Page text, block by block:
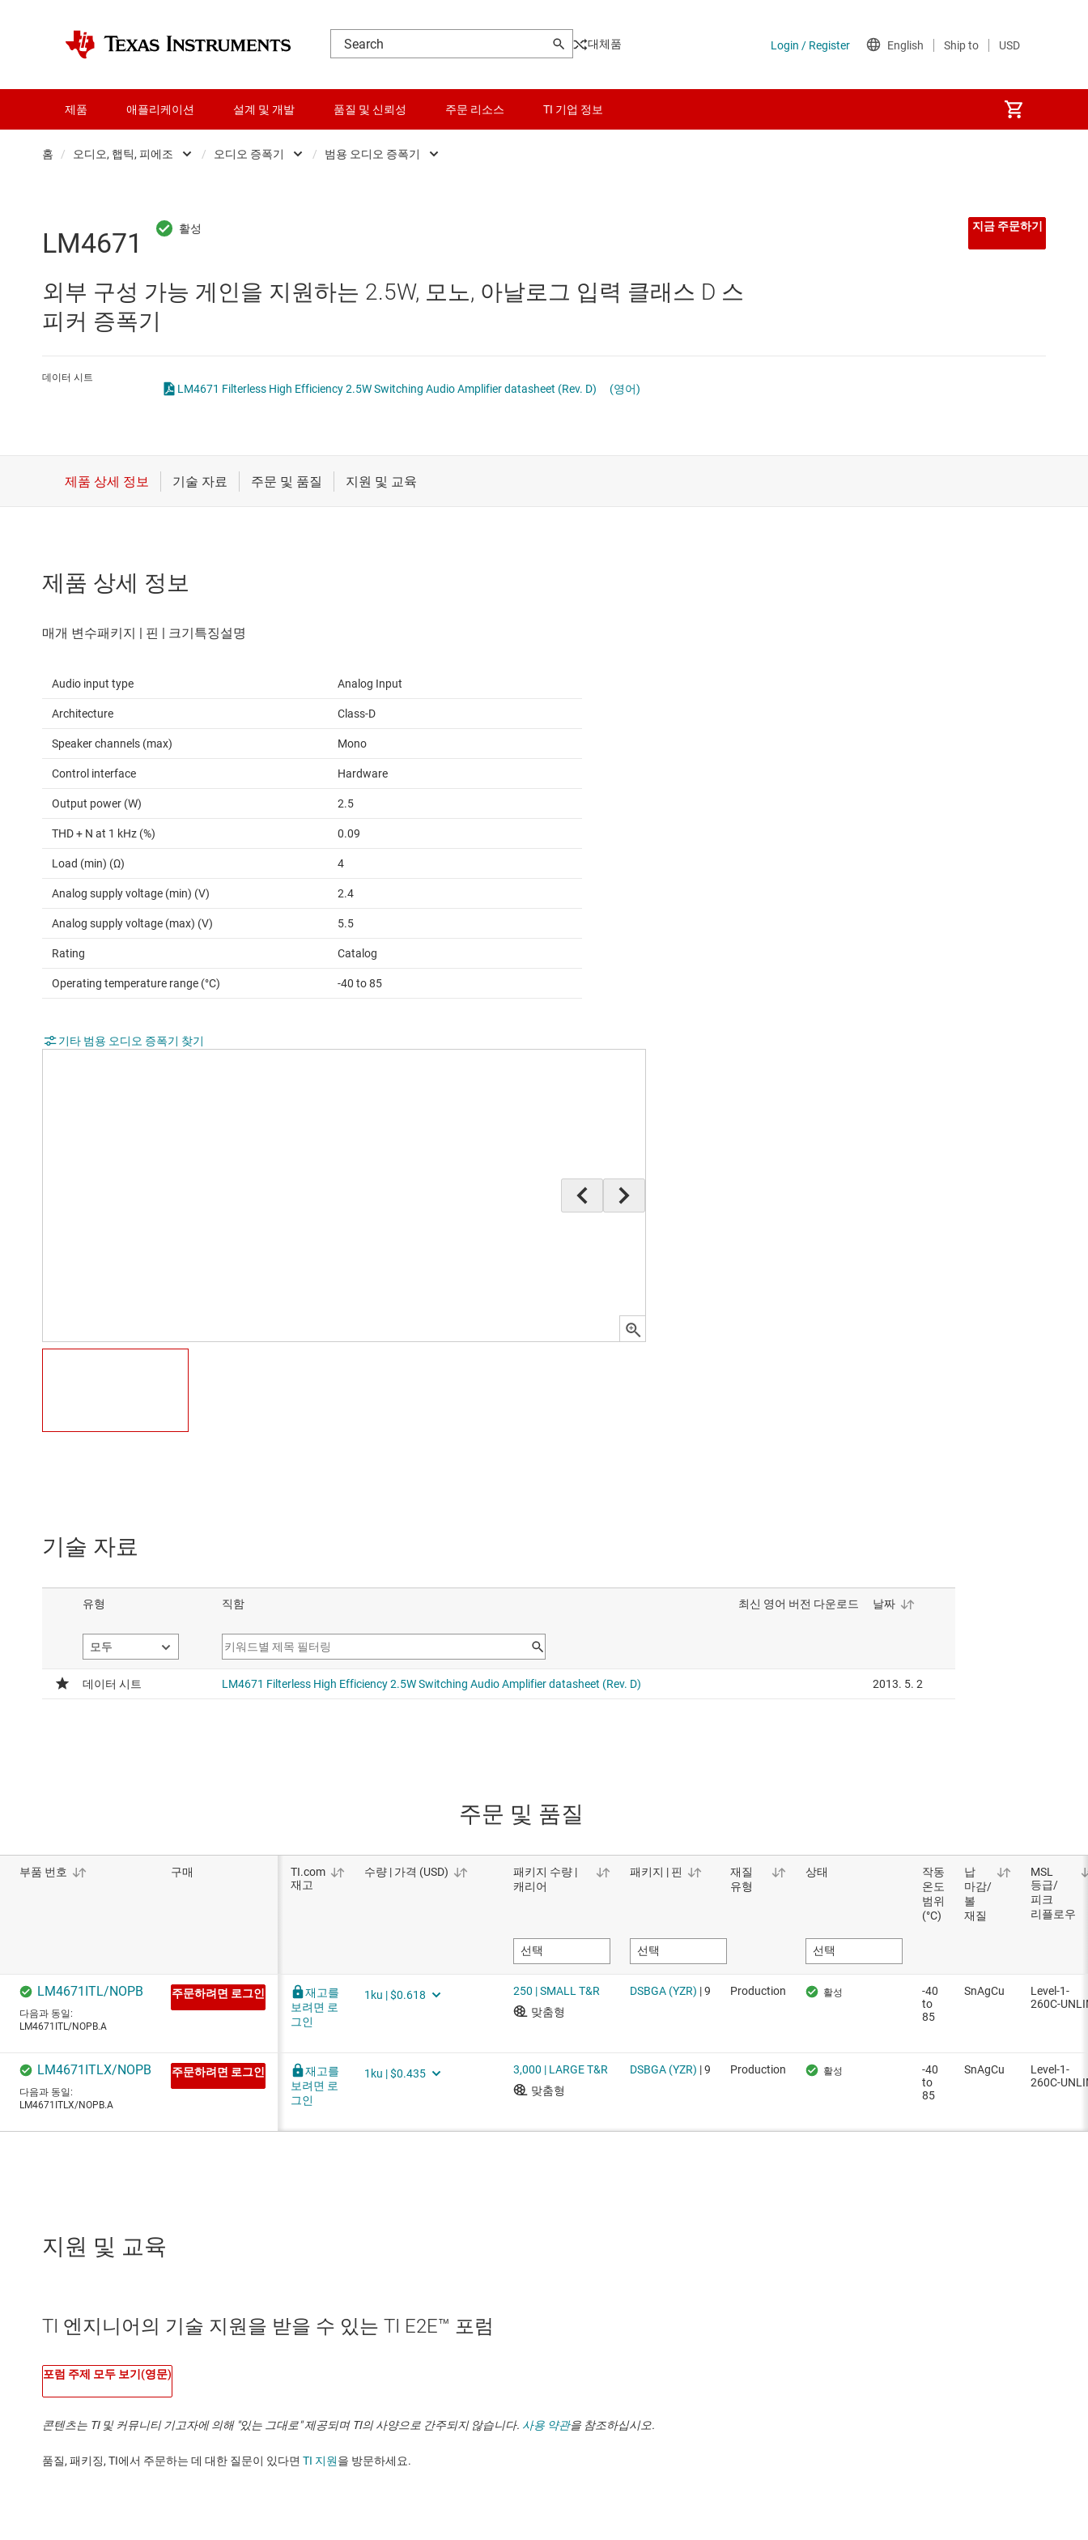
대체품
제품 애플리케이션 설계 및 개발 품질 및 신뢰성 주문 리소스 TI 기업 정보
홈 / 오디오, 햅틱, 피에조
RF 및 마이크로파
데이터 컨버터
로직 및 전압 변환
배터리 관리 IC
인터페이스
/ 오디오 증폭기
햅틱 및 피에조 드라이버
/ 범용 오디오 증폭기
오토모티브 오디오 증폭기
LM4671
외부 구성 가능 게인을 지원하는 2.5W, 모노, 아날로그 입력 클래스 D 스
피커 증폭기
지금 주문하기
데이터 시트
LM4671 Filterless High Efficiency 2.5W Switching Audio Amplifier datasheet (Rev. D) (영어)
제품 상세 정보
Audio input type Analog Input
Architecture Class-D
Speaker channels (max) Mono
Control interface Hardware
Output power (W) 2.5
THD + N at 1 kHz (%) 0.09
Load (min) (Ω) 4
Analog supply voltage (min) (V) 2.4
Analog supply voltage (max) (V) 5.5
Rating Catalog
Operating temperature range (°C) -40 to 85
기타 범용 오디오 증폭기 찾기
기술 자료
주문 및 품질
지원 및 교육
TI 엔지니어의 기술 지원을 받을 수 있는 TI E2E™ 포럼
포럼 주제 모두 보기(영문)
콘텐츠는 TI 및 커뮤니티 기고자에 의해 "있는 그대로" 제공되며 TI의 사양으로 간주되지 않습니다. 사용 약관을 참조하십시오.
품질, 패키징, TI에서 주문하는 데 대한 질문이 있다면 TI 지원을 방문하세요. ​​​​​​​​​​​​​​